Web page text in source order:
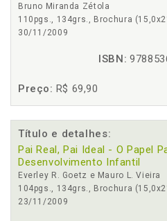
Bruno Miranda Zétola
110pgs., 134grs., Brochura
30/11/2009
ISBN:
Preço: R$ 69,90
Título e detalhes:
Pai Real, Pai Ideal - O Papel
Desenvolvimento Infantil
Everley R. Goetz e Mauro L. Vieira
104pgs., 134grs., Brochura
23/11/2009